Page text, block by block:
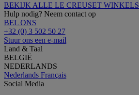
BEKIJK ALLE LE CREUSET WINKELS
Hulp nodig? Neem contact op
BEL ONS
+32 (0) 3 502 50 27
Stuur ons een e-mail
Land & Taal
BELGIË
NEDERLANDS
Nederlands Français
Social Media